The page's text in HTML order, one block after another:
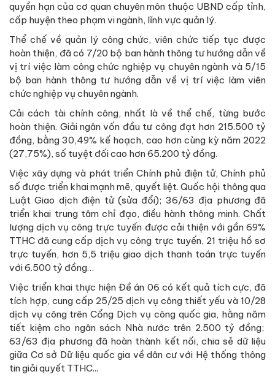
quyền hạn của cơ quan chuyên môn thuộc UBND cấp tỉnh,
cấp huyện theo phạm vi ngành, lĩnh vực quản lý.
Thể chế về quản lý công chức, viên chức tiếp tục được
hoàn thiện, đã có 7/20 bộ ban hành thông tư hướng dẫn về
vị trí việc làm công chức nghiệp vụ chuyên ngành và 5/15
bộ ban hành thông tư hướng dẫn về vị trí việc làm viên
chức nghiệp vụ chuyên ngành.
Cải cách tài chính công, nhất là về thể chế, từng bước
hoàn thiện. Giải ngân vốn đầu tư công đạt hơn 215.500 tỷ
đồng, bằng 30,49% kế hoạch, cao hơn cùng kỳ năm 2022
(27,75%), số tuyệt đối cao hơn 65.200 tỷ đồng.
Việc xây dựng và phát triển Chính phủ điện tử, Chính phủ
số được triển khai mạnh mẽ, quyết liệt. Quốc hội thông qua
Luật Giao dịch điện tử (sửa đổi); 36/63 địa phương đã
triển khai trung tâm chỉ đạo, điều hành thông minh. Chất
lượng dịch vụ công trực tuyến được cải thiện với gần 69%
TTHC đã cung cấp dịch vụ công trực tuyến, 21 triệu hồ sơ
trực tuyến, hơn 5,5 triệu giao dịch thanh toán trực tuyến
với 6.500 tỷ đồng…
Việc triển khai thực hiện Đề án 06 có kết quả tích cực, đã
tích hợp, cung cấp 25/25 dịch vụ công thiết yếu và 10/28
dịch vụ công trên Cổng Dịch vụ công quốc gia, hằng năm
tiết kiệm cho ngân sách Nhà nước trên 2.500 tỷ đồng;
63/63 địa phương đã hoàn thành kết nối, chia sẻ dữ liệu
giữa Cơ sở Dữ liệu quốc gia về dân cư với Hệ thống thông
tin giải quyết TTHC...